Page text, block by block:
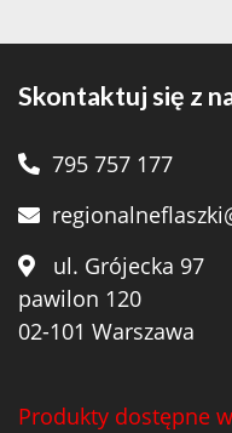
Skontaktuj się z
795 757 177
ul. Grójecka 97
pawilon 120
02-101 Warszawa
Produkty dostępne